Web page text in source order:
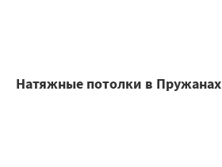
Натяжные потолки в Пружанах